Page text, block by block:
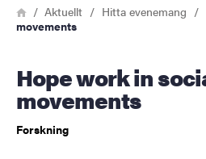
Om webbplatsen
Länkstig
HemAktuellt Hitta evenemang
movements
Hope work in social
movements
Forskning